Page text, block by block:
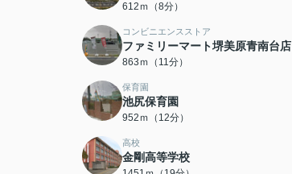
612ｍ（8分）
コンビニエンスストア
ファミリーマート堺美原青南台店
863ｍ（11分）
保育園
池尻保育園
952ｍ（12分）
高校
金剛高等学校